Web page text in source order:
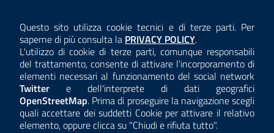
Questo sito utilizza cookie tecnici e di terze parti. Per
saperne di più consulta la Consulta la
PRIVACY POLICY.
L'utilizzo di cookie di terze parti, comunque responsabili
del trattamento, consente di attivare l'incorporamento di
elementi necessari al funzionamento del social network
Twitter e dell'interprete di dati geografici
OpenStreetMap. Prima di proseguire la navigazione scegli
quali accettare dei suddetti Cookie per attivare il relativo
elemento, oppure clicca su "Chiudi e rifiuta tutto".
ANTICORRUZIONE
ACCESSIBILITÀ
COOKIE E PRIVACY
TEMI A-Z